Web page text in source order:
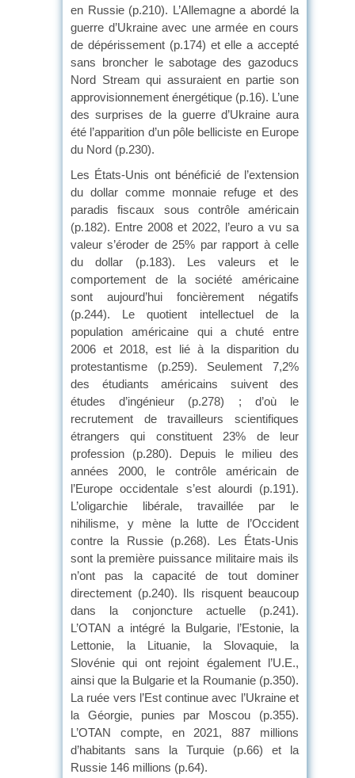
en Russie (p.210). L’Allemagne a abordé la
guerre d’Ukraine avec une armée en cours
de dépérissement (p.174) et elle a accepté
sans broncher le sabotage des gazoducs
Nord Stream qui assuraient en partie son
approvisionnement énergétique (p.16). L’une
des surprises de la guerre d’Ukraine aura
été l’apparition d’un pôle belliciste en Europe
du Nord (p.230).
Les États-Unis ont bénéficié de l’extension
du dollar comme monnaie refuge et des
paradis fiscaux sous contrôle américain
(p.182). Entre 2008 et 2022, l’euro a vu sa
valeur s’éroder de 25% par rapport à celle
du dollar (p.183). Les valeurs et le
comportement de la société américaine
sont aujourd’hui foncièrement négatifs
(p.244). Le quotient intellectuel de la
population américaine qui a chuté entre
2006 et 2018, est lié à la disparition du
protestantisme (p.259). Seulement 7,2%
des étudiants américains suivent des
études d’ingénieur (p.278) ; d’où le
recrutement de travailleurs scientifiques
étrangers qui constituent 23% de leur
profession (p.280). Depuis le milieu des
années 2000, le contrôle américain de
l’Europe occidentale s’est alourdi (p.191).
L’oligarchie libérale, travaillée par le
nihilisme, y mène la lutte de l’Occident
contre la Russie (p.268). Les États-Unis
sont la première puissance militaire mais ils
n’ont pas la capacité de tout dominer
directement (p.240). Ils risquent beaucoup
dans la conjoncture actuelle (p.241).
L’OTAN a intégré la Bulgarie, l’Estonie, la
Lettonie, la Lituanie, la Slovaquie, la
Slovénie qui ont rejoint également l’U.E.,
ainsi que la Bulgarie et la Roumanie (p.350).
La ruée vers l’Est continue avec l’Ukraine et
la Géorgie, punies par Moscou (p.355).
L’OTAN compte, en 2021, 887 millions
d’habitants sans la Turquie (p.66) et la
Russie 146 millions (p.64).